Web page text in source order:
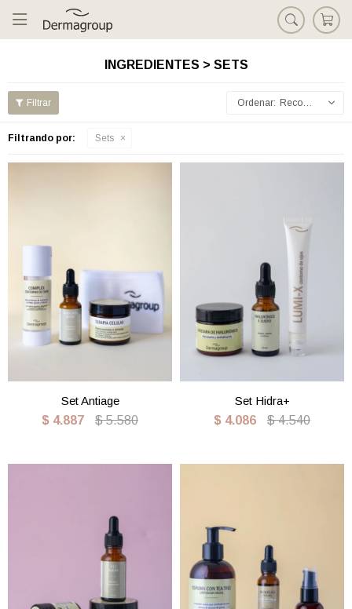

INGREDIENTES > SETS
Recomendados
Filtrando por: Sets
Set Antiage
$ 4.887 $ 5.580
Set Hidra+
$ 4.086 $ 4.540